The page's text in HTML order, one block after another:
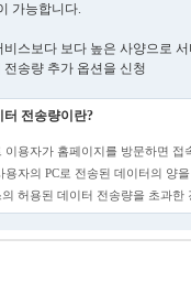
가능합니다.
비스보다 보다 높은 사양으로
전송량 추가 옵션을 신청
터 전송량이란?
이용자가 홈페이지를 방문하면 접
용자의 PC로 전송된 데이터의 양
의 허용된 데이터 전송량을 초과